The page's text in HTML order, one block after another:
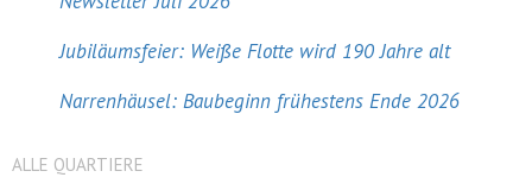
Jubiläumsfeier: Weiße Flotte wird 190 Jahre alt
Narrenhäusel: Baubeginn frühestens Ende 2026
ALLE QUARTIERE